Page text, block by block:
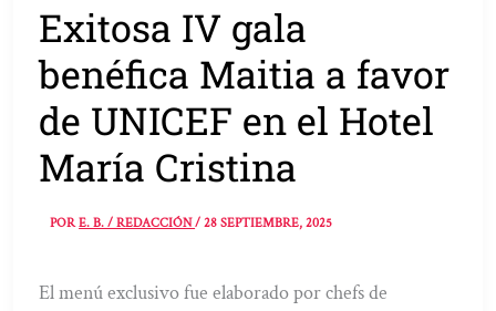
Exitosa IV gala
benéfica Maitia a favor
de UNICEF en el Hotel
María Cristina
PORE. B. / REDACCIÓN/28 SEPTIEMBRE, 2025
El menú exclusivo fue elaborado por chefs de